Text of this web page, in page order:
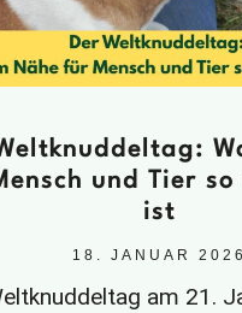
und Tier
ist
18. JANUAR 2026
am 21.